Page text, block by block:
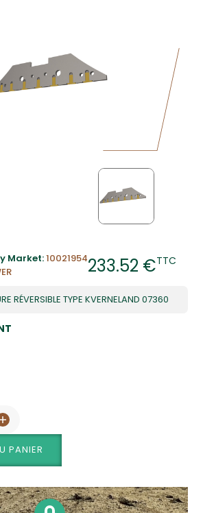
Market:10021954233.52 €TTC
RÉVERSIBLE TYPE KVERNELAND 07360
PANIER